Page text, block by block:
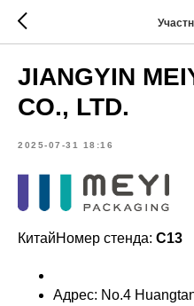
JIANGYIN
CO., LTD.
2025-07-31 18:16
КитайНомер стенда: C13
Адрес: No.4